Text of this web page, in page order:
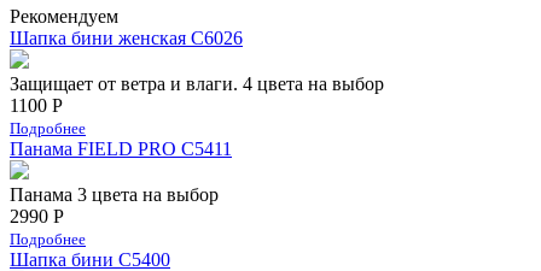
Рекомендуем
Шапка бини женская С6026
Защищает от ветра и влаги. 4 цвета на выбор
1100 Р
Подробнее
Панама FIELD PRO С5411
Панама 3 цвета на выбор
2990 Р
Подробнее
Шапка бини С5400